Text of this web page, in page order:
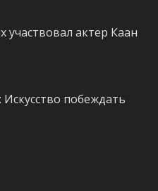
актер Каан
побеждать